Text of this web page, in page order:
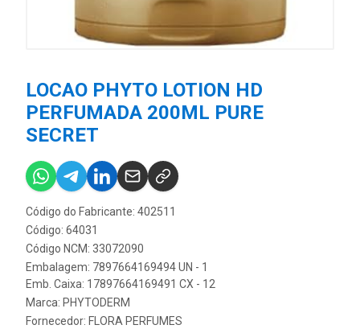
LOCAO PHYTO LOTION HD
PERFUMADA 200ML PURE
SECRET
Código do Fabricante: 402511
Código: 64031
Código NCM: 33072090
Embalagem: 7897664169494 UN - 1
Emb. Caixa: 17897664169491 CX - 12
Marca: PHYTODERM
Fornecedor: FLORA PERFUMES